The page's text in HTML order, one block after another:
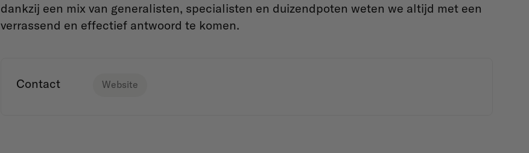
dankzij een mix van generalisten, specialisten en duizendpoten weten we altijd met een
verrassend en effectief antwoord te komen.
Contact Website